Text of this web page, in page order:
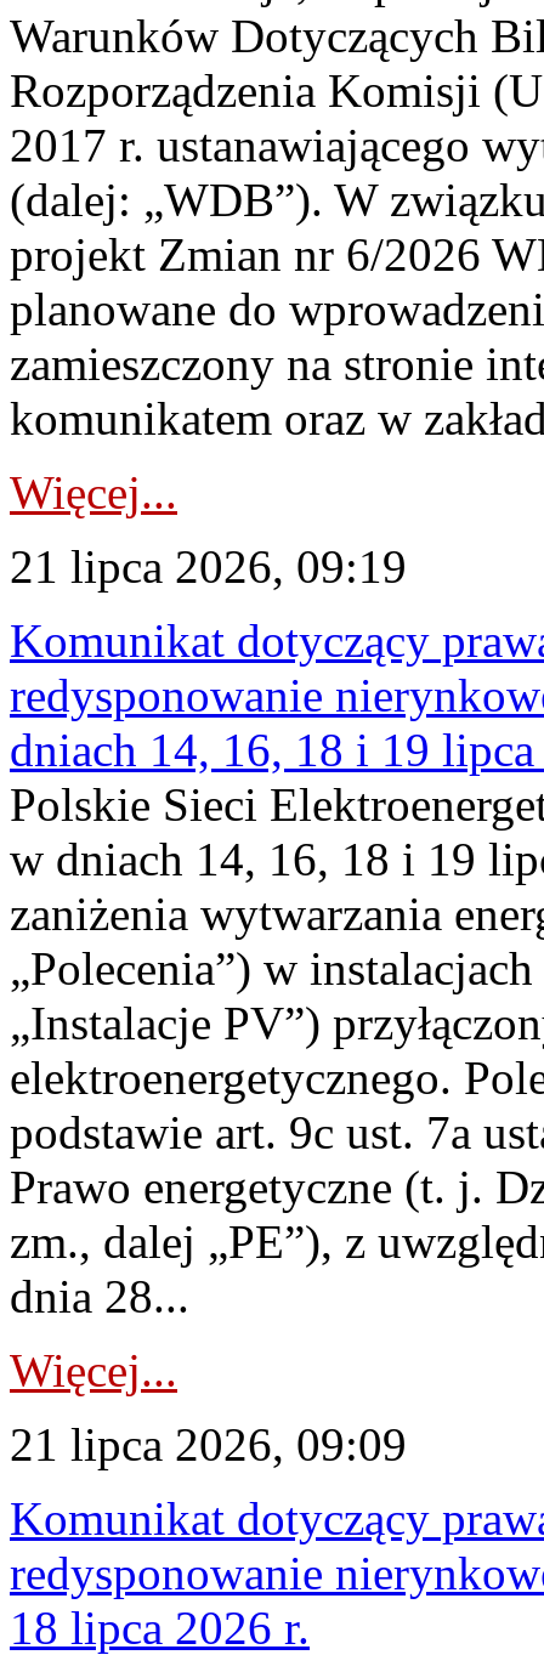
Warunków Dotyczących
Rozporządzenia Komisji
2017 r. ustanawiającego
(dalej: „WDB”). W
projekt Zmian nr 6/2026
planowane do
zamieszczony na stronie
komunikatem oraz w
Więcej...
21 lipca 2026, 09:19
Komunikat dotyczący
redysponowanie
dniach 14, 16, 18 i 19
Polskie Sieci
w dniach 14, 16, 18 i 19
zaniżenia wytwarzania
„Polecenia”) w
„Instalacje PV”)
elektroenergetycznego.
podstawie art. 9c ust. 7a
Prawo energetyczne (t. j.
zm., dalej „PE”), z
dnia 28...
Więcej...
21 lipca 2026, 09:09
Komunikat dotyczący
redysponowanie
18 lipca 2026 r.